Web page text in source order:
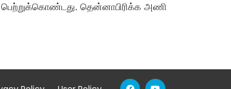
பெற்றுக்கொண்டது. தென்னாபிரிக்க அணி